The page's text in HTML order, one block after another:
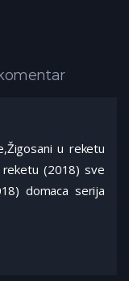
u reketu
(2018) sve
domaca serija